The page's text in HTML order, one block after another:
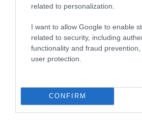
related to personalization.
I want to allow Google to enable
related to security, including
functionality and fraud
user protection.
CONFIRM
A RYANAIR ÉS